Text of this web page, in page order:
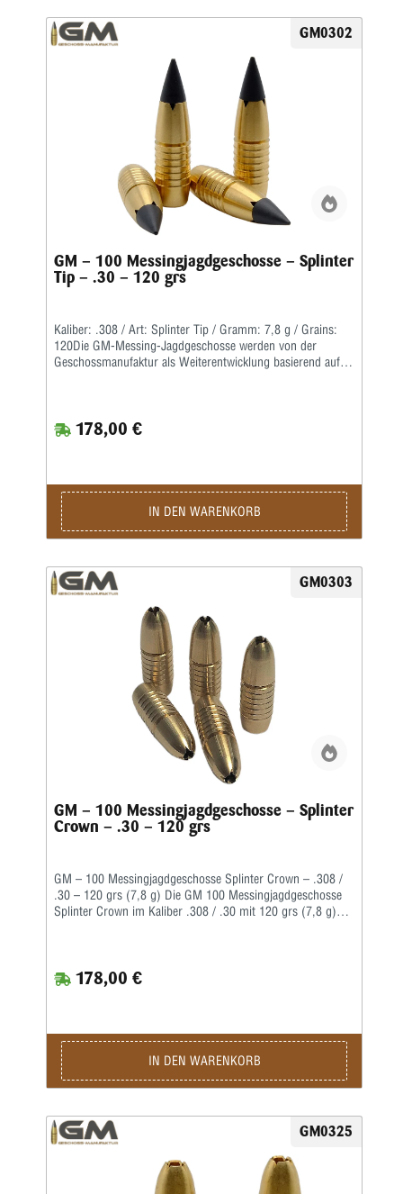
Jagdgeschosse.
GM0302
GM – 100 Messingjagdgeschosse – Splinter
Tip – .30 – 120 grs
Kaliber: .308 / Art: Splinter Tip / Gramm: 7,8 g / Grains:
120Die GM-Messing-Jagdgeschosse werden von der
Geschossmanufaktur als Weiterentwicklung basierend auf
im Lauf bleibt dabei durch die spezielle Messinglegierung
gering.Die Teilzerlegungs-Geschosse fragmentieren im
Wiederlader liefern wir die Geschosse als Splinter Crown in
klassischer Form mit offener Hohlspitze sowie als Splinter
Tip mit zusätzlicher Polymerspitze.Die Kino-Geschosse
werden in preiswerter massiver Ausführung geliefert und
Jagdgeschosse.
178,00 €
IN DEN WARENKORB
GM0303
GM – 100 Messingjagdgeschosse – Splinter
Crown – .30 – 120 grs
GM – 100 Messingjagdgeschosse Splinter Crown – .308 /
.30 – 120 grs (7,8 g) Die GM 100 Messingjagdgeschosse
Splinter Crown im Kaliber .308 / .30 mit 120 grs (7,8 g)
ehemaligen Lutz-Möller-Geschosses gefertigt und
überzeugen durch eine optimierte Kombination aus
reduziert, wodurch hohe Mündungsgeschwindigkeiten
effizient genutzt werden können. Gleichzeitig sorgt die
spezielle Messinglegierung für minimalen Laufabrieb und
eine lange Lebensdauer der Waffe. Die Splinter-Crown-
vordere Geschossteil fragmentiert in vier kräftige Splitter,
während der hintere Restkörper stabil bleibt und einen
sicheren Ausschuss gewährleistet. Dies führt zu einer
effektiven Energieabgabe im Wildkörper bei gleichzeitig
hoher Tiefenwirkung. Erhältlich als klassische
178,00 €
IN DEN WARENKORB
GM0325